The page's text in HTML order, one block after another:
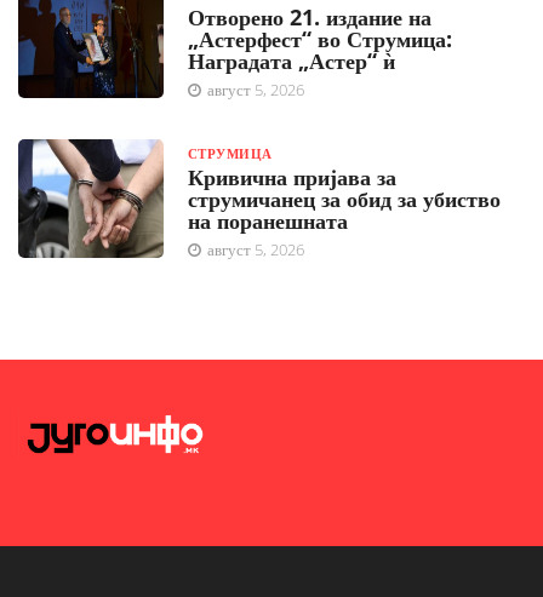
Отворено 21. издание на
„Астерфест“ во Струмица:
Наградата „Астер“ ѝ
август 5, 2026
СТРУМИЦА
Кривична пријава за
струмичанец за обид за убиство
на поранешната
август 5, 2026